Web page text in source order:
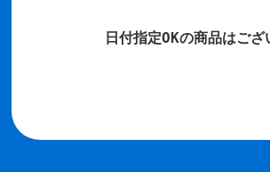
日付指定OKの商品はござ